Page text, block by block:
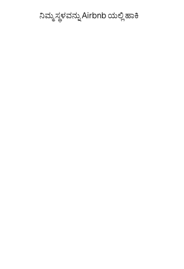
ನಿಮ್ಮ ಸ್ಥಳವನ್ನು Airbnb ಯಲ್ಲಿ ಹಾಕಿ